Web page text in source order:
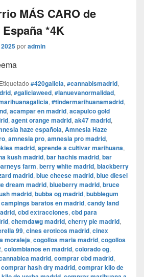
MÁS CARO de
España *4K
poradmin
Etiquetado #420galicia, #cannabismadrid,
, #galiciaweed, #lanuevanormalidad,
, #tindermarihuanamadrid,
, acampar en madrid, acapulco gold
, agent orange madrid, ak47 madrid,
haze española, Amnesia Haze
, amnesia pro, amnesia pro madrid,
madrid, aprende a cultivar marihuana,
kush madrid, bar hachis madrid, bar
farm, berry white madrid, blackberry
madrid, blue cheese madrid, blue diesel
dream madrid, blueberry madrid, bruce
madrid, bubba og madrid, bubblegum
campings baratos en madrid, candy land
, cbd extracciones, cbd para
, chemdawg madrid, cherry pie madrid,
99, cines eroticos madrid, cinex
moraleja, cogollos maria madrid, cogollos
, colombianos en madrid, colorado og,
madrid, comprar cbd madrid,
comprar hash dry madrid, comprar kilo de